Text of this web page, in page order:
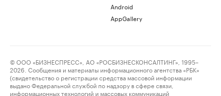
Android
AppGallery
© ООО «БИЗНЕСПРЕСС», АО «РОСБИЗНЕСКОНСАЛТИНГ», 1995–
2026. Сообщения и материалы информационного агентства «РБК»
(свидетельство о регистрации средства массовой информации
выдано Федеральной службой по надзору в сфере связи,
информационных технологий и массовых коммуникаций